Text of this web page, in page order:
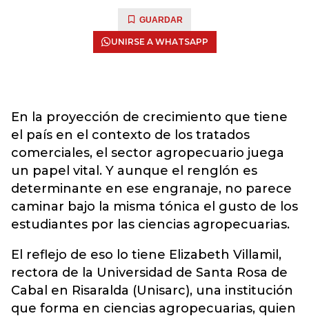
GUARDAR
UNIRSE A WHATSAPP
En la proyección de crecimiento que tiene
el país en el contexto de los tratados
comerciales, el sector agropecuario juega
un papel vital. Y aunque el renglón es
determinante en ese engranaje, no parece
caminar bajo la misma tónica el gusto de los
estudiantes por las ciencias agropecuarias.
El reflejo de eso lo tiene Elizabeth Villamil,
rectora de la Universidad de Santa Rosa de
Cabal en Risaralda (Unisarc), una institución
que forma en ciencias agropecuarias, quien